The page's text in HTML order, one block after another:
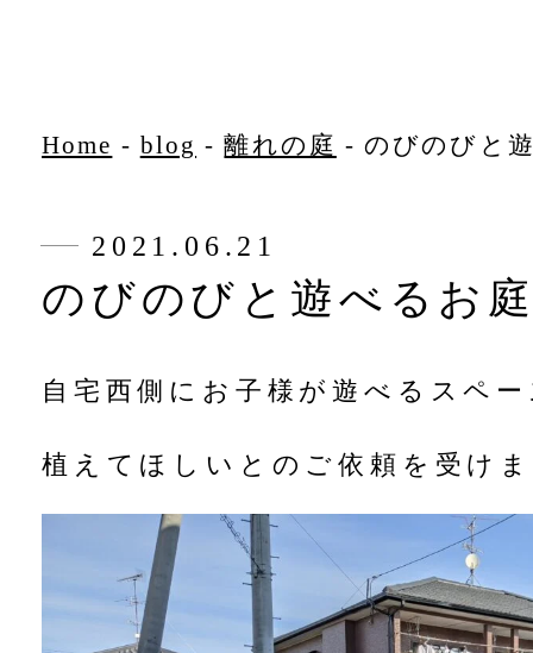
Home - blog -離れの庭 -のびのびと
2021.06.21
のびのびと遊べるお
自宅西側にお子様が遊べるスペ
植えてほしいとのご依頼を受け